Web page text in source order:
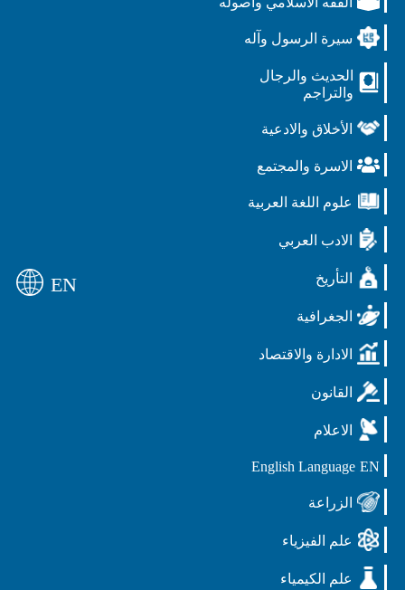
سيرة الرسول وآله
الحديث والرجال
والتراجم
الأخلاق والادعية
الاسرة والمجتمع
علوم اللغة العربية
الادب العربي
التأريخ
الجغرافية
الادارة والاقتصاد
القانون
الاعلام
EN
English Language
الزراعة
علم الفيزياء
علم الكيمياء
EN